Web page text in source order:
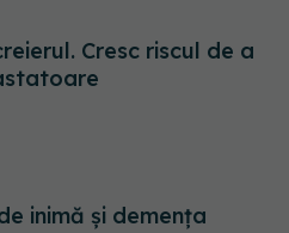
Cresc riscul de a
inimă și demența